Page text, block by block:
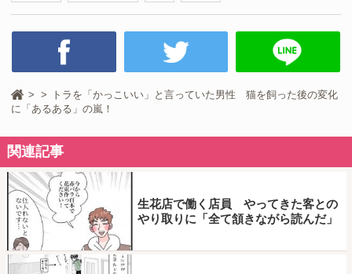
トラを「かっこいい」と言っていた男性 猫を飼った後の変化
に「あるある」の嵐！
関連記事
生花店で働く店員 やってきた客との
やり取りに「全て頷きながら読んだ」